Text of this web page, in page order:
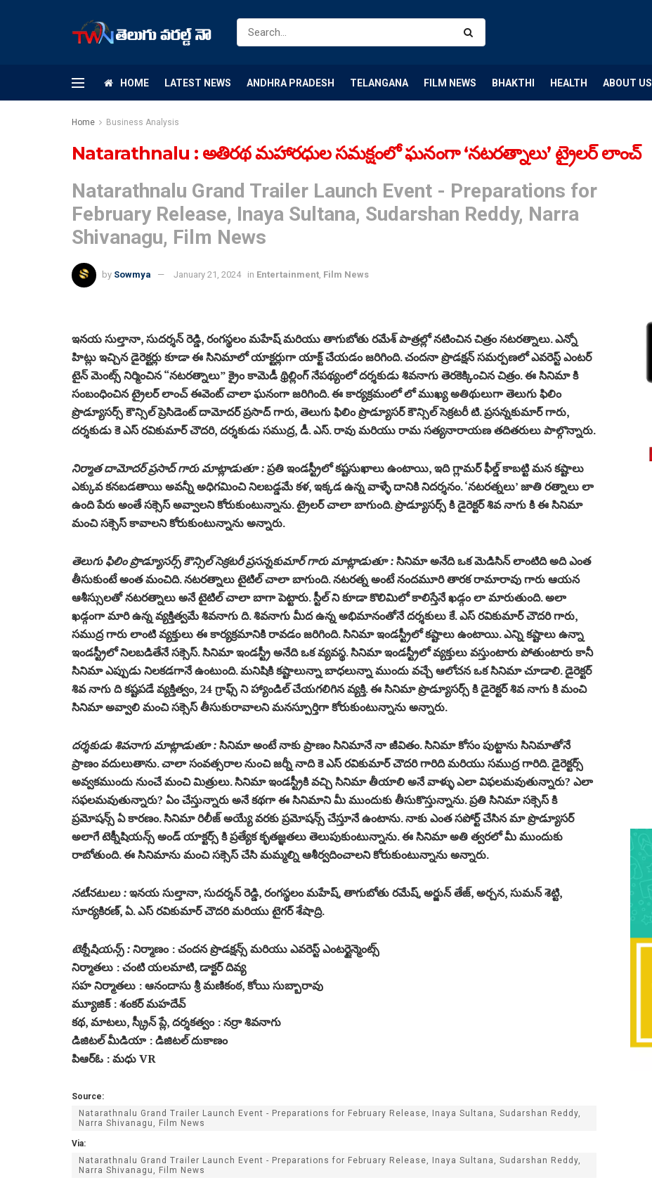
HOME LATEST NEWS ANDHRA PRADESH TELANGANA FILM NEWS BHAKTHI HEALTH ABOUT US
Home Business Analysis
Natarathnalu : అతిరథ మహారధుల సమక్షంలో ఘనంగా ‘నటరత్నాలు’ ట్రైలర్ లాంచ్
Natarathnalu Grand Trailer Launch Event - Preparations for
February Release, Inaya Sultana, Sudarshan Reddy, Narra
Shivanagu, Film News
by Sowmya January 21, 2024 in Entertainment, Film News
ఇనయ సుల్తానా, సుదర్శన్ రెడ్డి, రంగస్థలం మహేష్ మరియు తాగుబోతు రమేశ్ పాత్రల్లో నటించిన చిత్రం నటరత్నాలు. ఎన్నో
హిట్లు ఇచ్చిన డైరెక్టర్లు కూడా ఈ సినిమాలో యాక్టర్లుగా యాక్ట్ చేయడం జరిగింది. చందనా ప్రొడక్షన్ సమర్పణలో ఎవరెస్ట్ ఎంటర్
టైన్ మెంట్స్ నిర్మించిన “నటరత్నాలు” క్రైం కామెడీ థ్రిల్లింగ్ నేపథ్యంలో దర్శకుడు శివనాగు తెరకెక్కించిన చిత్రం. ఈ సినిమా కి
సంబంధించిన ట్రైలర్ లాంచ్ ఈవెంట్ చాలా ఘనంగా జరిగింది. ఈ కార్యక్రమంలో లో ముఖ్య అతిథులుగా తెలుగు ఫిలిం
ప్రొడ్యూసర్స్ కౌన్సిల్ ప్రెసిడెంట్ దామోదర్ ప్రసాద్ గారు, తెలుగు ఫిలిం ప్రొడ్యూసర్ కౌన్సిల్ సెక్రటరీ టి. ప్రసన్నకుమార్ గారు,
దర్శకుడు కె ఎస్ రవికుమార్ చౌదరి, దర్శకుడు సముద్ర, డీ. ఎస్. రావు మరియు రామ సత్యనారాయణ తదితరులు పాల్గొన్నారు.
నిర్మాత దామోదర్ ప్రసాద్ గారు మాట్లాడుతూ :ప్రతి ఇండస్ట్రీలో కష్టసుఖాలు ఉంటాయి, ఇది గ్లామర్ ఫీల్డ్ కాబట్టి మన కష్టాలు
ఎక్కువ కనబడతాయి అవన్నీ అధిగమించి నిలబడ్డమే కళ, ఇక్కడ ఉన్న వాళ్ళే దానికి నిదర్శనం. ‘నటరత్నలు’ జాతి రత్నాలు లా
ఉంది పేరు అంతే సక్సెస్ అవ్వాలని కోరుకుంటున్నాను. ట్రైలర్ చాలా బాగుంది. ప్రొడ్యూసర్స్ కి డైరెక్టర్ శివ నాగు కి ఈ సినిమా
మంచి సక్సెస్ కావాలని కోరుకుంటున్నాను అన్నారు.
తెలుగు ఫిలిం ప్రొడ్యూసర్స్ కౌన్సిల్ సెక్రటరీ ప్రసన్నకుమార్ గారు మాట్లాడుతూ :సినిమా అనేది ఒక మెడిసిన్ లాంటిది అది ఎంత
తీసుకుంటే అంత మంచిది. నటరత్నాలు టైటిల్ చాలా బాగుంది. నటరత్న అంటే నందమూరి తారక రామారావు గారు ఆయన
ఆశీస్సులతో నటరత్నాలు అనే టైటిల్ చాలా బాగా పెట్టారు. స్టీల్ ని కూడా కొలిమిలో కాలిస్తేనే ఖడ్గం లా మారుతుంది. అలా
ఖడ్గంగా మారి ఉన్న వ్యక్తిత్వమే శివనాగు ది. శివనాగు మీద ఉన్న అభిమానంతోనే దర్శకులు కే. ఎస్ రవికుమార్ చౌదరి గారు,
సముద్ర గారు లాంటి వ్యక్తులు ఈ కార్యక్రమానికి రావడం జరిగింది. సినిమా ఇండస్ట్రీలో కష్టాలు ఉంటాయి. ఎన్ని కష్టాలు ఉన్నా
ఇండస్ట్రీలో నిలబడితేనే సక్సెస్. సినిమా ఇండస్ట్రీ అనేది ఒక వ్యవస్థ. సినిమా ఇండస్ట్రీలో వ్యక్తులు వస్తుంటారు పోతుంటారు కానీ
సినిమా ఎప్పుడు నిలకడగానే ఉంటుంది. మనిషికి కష్టాలున్నా బాధలున్నా ముందు వచ్చే ఆలోచన ఒక సినిమా చూడాలి. డైరెక్టర్
శివ నాగు ది కష్టపడే వ్యక్తిత్వం, 24 గ్రాఫ్స్ ని హ్యాండిల్ చేయగలిగిన వ్యక్తి. ఈ సినిమా ప్రొడ్యూసర్స్ కి డైరెక్టర్ శివ నాగు కి మంచి
సినిమా అవ్వాలి మంచి సక్సెస్ తీసుకురావాలని మనస్పూర్తిగా కోరుకుంటున్నాను అన్నారు.
దర్శకుడు శివనాగు మాట్లాడుతూ :సినిమా అంటే నాకు ప్రాణం సినిమానే నా జీవితం. సినిమా కోసం పుట్టాను సినిమాతోనే
ప్రాణం వదులుతాను. చాలా సంవత్సరాల నుంచి జర్నీ నాది కె ఎస్ రవికుమార్ చౌదరి గారిది మరియు సముద్ర గారిది. డైరెక్టర్స్
అవ్వకముందు నుంచే మంచి మిత్రులు. సినిమా ఇండస్ట్రీకి వచ్చి సినిమా తీయాలి అనే వాళ్ళు ఎలా విఫలమవుతున్నారు? ఎలా
సఫలమవుతున్నారు? ఏం చేస్తున్నారు అనే కథగా ఈ సినిమాని మీ ముందుకు తీసుకొస్తున్నాను. ప్రతి సినిమా సక్సెస్ కి
ప్రమోషన్స్ ఏ కారణం. సినిమా రిలీజ్ అయ్యే వరకు ప్రమోషన్స్ చేస్తూనే ఉంటాను. నాకు ఎంత సపోర్ట్ చేసిన మా ప్రొడ్యూసర్
అలాగే టెక్నీషియన్స్ అండ్ యాక్టర్స్ కి ప్రత్యేక కృతజ్ఞతలు తెలుపుకుంటున్నాను. ఈ సినిమా అతి త్వరలో మీ ముందుకు
రాబోతుంది. ఈ సినిమాను మంచి సక్సెస్ చేసి మమ్మల్ని ఆశీర్వదించాలని కోరుకుంటున్నాను అన్నారు.
నటీనటులు :ఇనయ సుల్తానా, సుదర్శన్ రెడ్డి, రంగస్థలం మహేష్, తాగుబోతు రమేష్, అర్జున్ తేజ్, అర్చన, సుమన్ శెట్టి,
సూర్యకిరణ్, ఏ. ఎస్ రవికుమార్ చౌదరి మరియు టైగర్ శేషాద్రి.
టెక్నీషియన్స్ :నిర్మాణం : చందన ప్రొడక్షన్స్ మరియు ఎవరెస్ట్ ఎంటర్టైన్మెంట్స్
నిర్మాతలు : చంటి యలమాటి, డాక్టర్ దివ్య
సహ నిర్మాతలు : ఆనందాసు శ్రీ మణికంఠ, కోయి సుబ్బారావు
మ్యూజిక్ : శంకర్ మహదేవ్
కథ, మాటలు, స్క్రీన్ ప్లే, దర్శకత్వం : నర్రా శివనాగు
డిజిటల్ మీడియా : డిజిటల్ దుకాణం
పిఆర్ఓ : మధు VR
Source:
Natarathnalu Grand Trailer Launch Event - Preparations for February Release, Inaya Sultana, Sudarshan Reddy,
Narra Shivanagu, Film News
Via:
Natarathnalu Grand Trailer Launch Event - Preparations for February Release, Inaya Sultana, Sudarshan Reddy,
Narra Shivanagu, Film News